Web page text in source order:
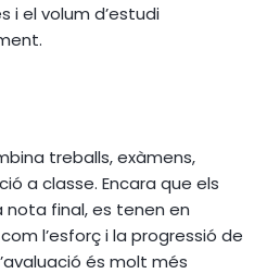
i el volum d’estudi
treballs, exàmens,
a classe. Encara que els
final, es tenen en
l’esforç i la progressió de
és molt més